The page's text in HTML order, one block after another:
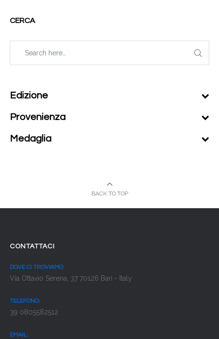
CERCA
Edizione
Provenienza
Medaglia
BACK TO TOP
CONTATTACI
DOVE CI TROVIAMO:
Via Ottavio Serena, 37 70126 Bari - Italy
TELEFONO:
39 0805582512
EMAIL: